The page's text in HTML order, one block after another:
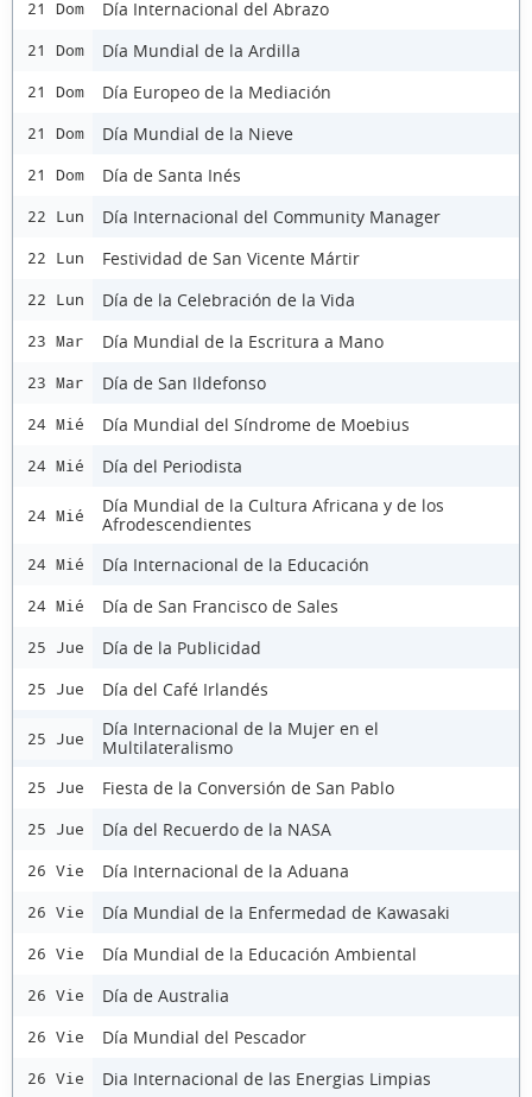
21 Dom Día Internacional del Abrazo
21 Dom Día Mundial de la Ardilla
21 Dom Día Europeo de la Mediación
21 Dom Día Mundial de la Nieve
21 Dom Día de Santa Inés
22 Lun Día Internacional del Community Manager
22 Lun Festividad de San Vicente Mártir
22 Lun Día de la Celebración de la Vida
23 Mar Día Mundial de la Escritura a Mano
23 Mar Día de San Ildefonso
24 Mié Día Mundial del Síndrome de Moebius
24 Mié Día del Periodista
24 Mié
Día Mundial de la Cultura Africana y de los
Afrodescendientes
24 Mié Día Internacional de la Educación
24 Mié Día de San Francisco de Sales
25 Jue Día de la Publicidad
25 Jue Día del Café Irlandés
25 Jue
Día Internacional de la Mujer en el
Multilateralismo
25 Jue Fiesta de la Conversión de San Pablo
25 Jue Día del Recuerdo de la NASA
26 Vie Día Internacional de la Aduana
26 Vie Día Mundial de la Enfermedad de Kawasaki
26 Vie Día Mundial de la Educación Ambiental
26 Vie Día de Australia
26 Vie Día Mundial del Pescador
26 Vie Dia Internacional de las Energias Limpias